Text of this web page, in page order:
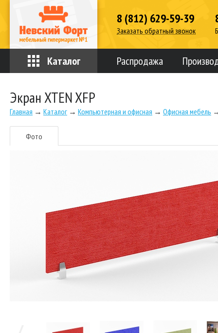
8 (812) 629-59-39
Заказать обратный звонок
Каталог Распродажа
Экран XTEN XFP
Главная → Каталог → Компьютерная и офисная → Офисная мебель
Фото